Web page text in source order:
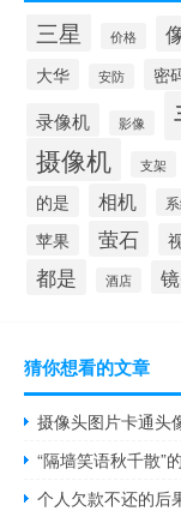
三星 价格
大华 安防 密
录像机 影像
摄像机 支架
的是 相机
苹果 萤石
都是
酒店
猜你想看的文章
摄像头图片卡通头
“隔墙笑语秋千散”
个人欠款不还的后